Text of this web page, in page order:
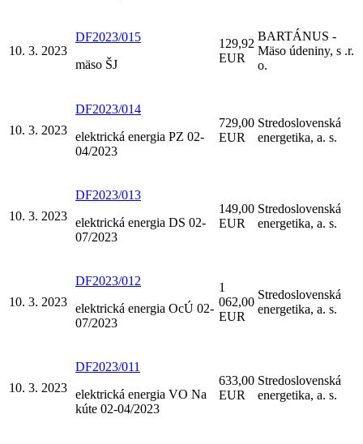
10. 3. 2023
DF2023/015
mäso ŠJ
129,92
EUR
BARTÁNUS -
Mäso údeniny, s .r.
o.
10. 3. 2023
DF2023/014
elektrická energia PZ 02-
04/2023
729,00
EUR
Stredoslovenská
energetika, a. s.
10. 3. 2023
DF2023/013
elektrická energia DS 02-
07/2023
149,00
EUR
Stredoslovenská
energetika, a. s.
10. 3. 2023
DF2023/012
elektrická energia OcÚ 02-
07/2023
1
062,00
EUR
Stredoslovenská
energetika, a. s.
10. 3. 2023
DF2023/011
elektrická energia VO Na
kúte 02-04/2023
633,00
EUR
Stredoslovenská
energetika, a. s.